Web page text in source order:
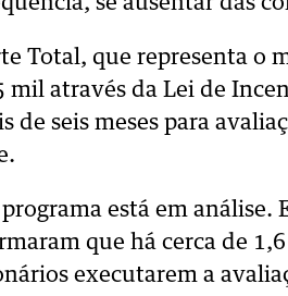
Total, que representa o
mil através da Lei de
de seis meses para
está em
que há cerca de
executarem a